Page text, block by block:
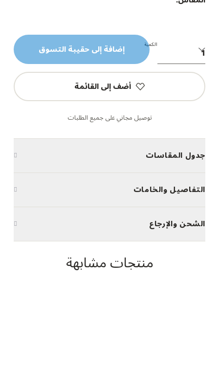
الكمية إضافة إلى حقيبة التسوق
أضف إلى القائمة
توصيل مجاني على جميع الطلبات
جدول المقاسات
التفاصيل والخامات
الشحن والإرجاع
منتجات مشابهة